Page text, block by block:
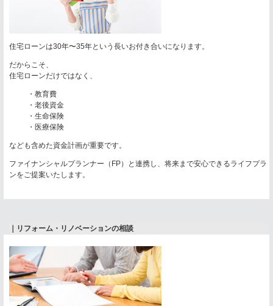
住宅ローンは30年〜35年という長いお付き合いになります。
だからこそ、
住宅ローンだけではなく、
・教育費
・老後資金
・生命保険
・医療保険
なども含めた資金計画が重要です。
ファイナンシャルプランナー（FP）と連携し、将来まで安心できるライフプラ
ンをご提案いたします。
｜リフォーム・リノベーションの相談